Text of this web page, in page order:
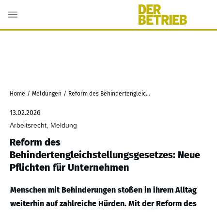
Home / Meldungen / Reform des Behindertengleichstellungsgesetzes: Neue Pflichten für Unternehmen
13.02.2026
Arbeitsrecht, Meldung
Reform des
Behindertengleichstellungsgesetzes: Neue
Pflichten für Unternehmen
Menschen mit Behinderungen stoßen in ihrem Alltag
weiterhin auf zahlreiche Hürden. Mit der Reform des